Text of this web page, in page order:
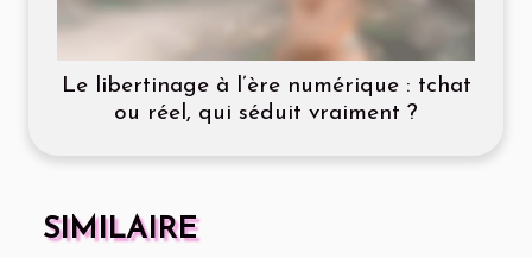
Le libertinage à l’ère numérique : tchat
ou réel, qui séduit vraiment ?
SIMILAIRE